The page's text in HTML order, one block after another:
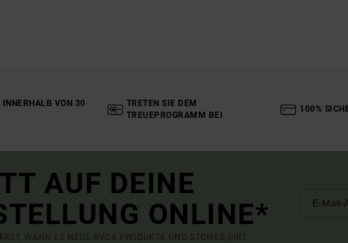
INNERHALB VON 30
TRETEN SIE DEM
TREUEPROGRAMM BEI
100%
AUF DEINE
ONLINE*
WANN ES NEUE RVCA PRODUKTE UND STORIES GIBT.